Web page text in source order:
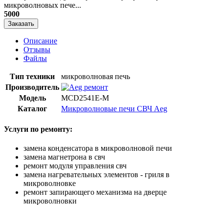
микроволновых пече...
5000
Заказать
Описание
Отзывы
Файлы
Тип техники
микроволновая печь
Производитель
Модель
MCD2541E-M
Каталог
Микроволновые печи СВЧ Aeg
Услуги по ремонту:
замена конденсатора в микроволновой печи
замена магнетрона в свч
ремонт модуля управления свч
замена нагревательных элементов - гриля в
микроволновке
ремонт запирающего механизма на дверце
микроволновки